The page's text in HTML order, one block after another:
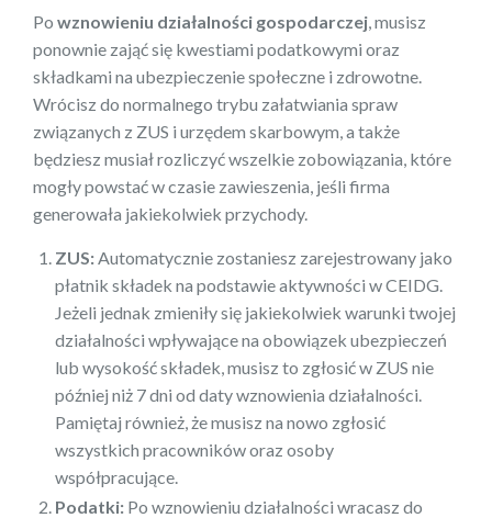
Po wznowieniu działalności gospodarczej , musisz
ponownie zająć się kwestiami podatkowymi oraz
składkami na ubezpieczenie społeczne i zdrowotne.
Wrócisz do normalnego trybu załatwiania spraw
związanych z ZUS i urzędem skarbowym, a także
będziesz musiał rozliczyć wszelkie zobowiązania, które
mogły powstać w czasie zawieszenia, jeśli firma
generowała jakiekolwiek przychody.
ZUS: Automatycznie zostaniesz zarejestrowany jako
płatnik składek na podstawie aktywności w CEIDG.
Jeżeli jednak zmieniły się jakiekolwiek warunki twojej
działalności wpływające na obowiązek ubezpieczeń
lub wysokość składek, musisz to zgłosić w ZUS nie
później niż 7 dni od daty wznowienia działalności.
Pamiętaj również, że musisz na nowo zgłosić
wszystkich pracowników oraz osoby
współpracujące.
Podatki: Po wznowieniu działalności wracasz do